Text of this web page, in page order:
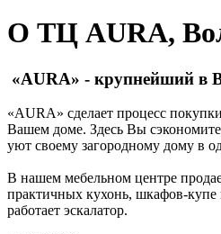
О ТЦ AURA,
«AURA» - крупнейший в
«AURA» сделает процесс
Вашем доме. Здесь Вы
уют своему загородному дому в
В нашем мебельном центре
практичных кухонь, шкафов-купе
работает эскалатор.